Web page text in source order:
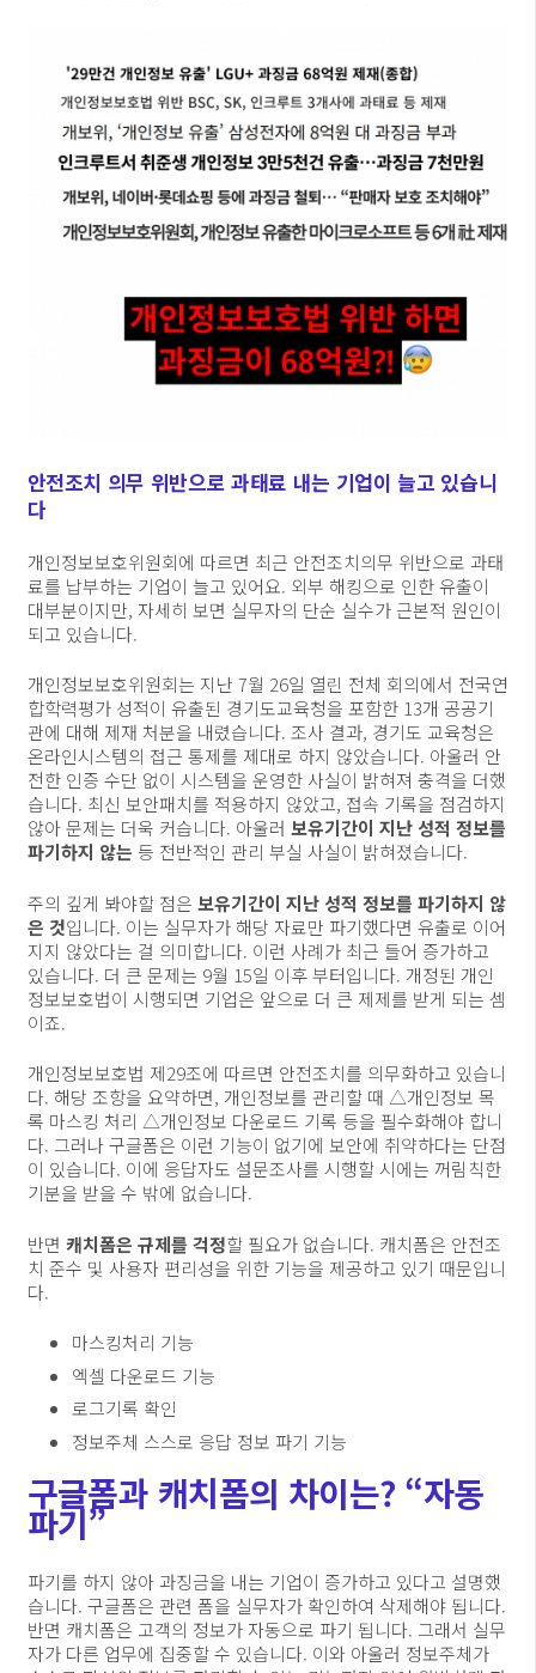
안전조치 의무 위반으로 과태료 내는 기업이 늘고 있습니
다
개인정보보호위원회에 따르면 최근 안전조치의무 위반으로 과태
료를 납부하는 기업이 늘고 있어요. 외부 해킹으로 인한 유출이
대부분이지만, 자세히 보면 실무자의 단순 실수가 근본적 원인이
되고 있습니다.
개인정보보호위원회는 지난 7월 26일 열린 전체 회의에서 전국연
합학력평가 성적이 유출된 경기도교육청을 포함한 13개 공공기
관에 대해 제재 처분을 내렸습니다. 조사 결과, 경기도 교육청은
온라인시스템의 접근 통제를 제대로 하지 않았습니다. 아울러 안
전한 인증 수단 없이 시스템을 운영한 사실이 밝혀져 충격을 더했
습니다. 최신 보안패치를 적용하지 않았고, 접속 기록을 점검하지
않아 문제는 더욱 커습니다. 아울러 보유기간이 지난 성적 정보를
파기하지 않는 등 전반적인 관리 부실 사실이 밝혀졌습니다.
주의 깊게 봐야할 점은 보유기간이 지난 성적 정보를 파기하지 않
은 것입니다. 이는 실무자가 해당 자료만 파기했다면 유출로 이어
지지 않았다는 걸 의미합니다. 이런 사례가 최근 들어 증가하고
있습니다. 더 큰 문제는 9월 15일 이후 부터입니다. 개정된 개인
정보보호법이 시행되면 기업은 앞으로 더 큰 제제를 받게 되는 셈
이죠.
개인정보보호법 제29조에 따르면 안전조치를 의무화하고 있습니
다. 해당 조항을 요약하면, 개인정보를 관리할 때 △개인정보 목
록 마스킹 처리 △개인정보 다운로드 기록 등을 필수화해야 합니
다. 그러나 구글폼은 이런 기능이 없기에 보안에 취약하다는 단점
이 있습니다. 이에 응답자도 설문조사를 시행할 시에는 꺼림칙한
기분을 받을 수 밖에 없습니다.
반면 캐치폼은 규제를 걱정할 필요가 없습니다. 캐치폼은 안전조
치 준수 및 사용자 편리성을 위한 기능을 제공하고 있기 때문입니
다.
마스킹처리 기능
엑셀 다운로드 기능
로그기록 확인
정보주체 스스로 응답 정보 파기 기능
구글폼과 캐치폼의 차이는? “자동
파기”
파기를 하지 않아 과징금을 내는 기업이 증가하고 있다고 설명했
습니다. 구글폼은 관련 폼을 실무자가 확인하여 삭제해야 됩니다.
반면 캐치폼은 고객의 정보가 자동으로 파기 됩니다. 그래서 실무
자가 다른 업무에 집중할 수 있습니다. 이와 아울러 정보주체가